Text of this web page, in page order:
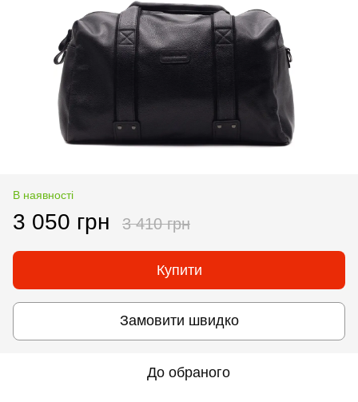
В наявності
3 050 грн 3 410 грн
Купити
Замовити швидко
До обраного